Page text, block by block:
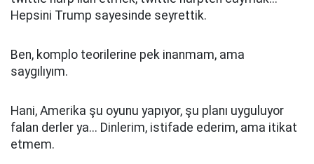
Hepsini Trump sayesinde seyrettik.
Ben, komplo teorilerine pek inanmam, ama
saygılıyım.
Hani, Amerika şu oyunu yapıyor, şu planı uyguluyor
falan derler ya... Dinlerim, istifade ederim, ama itikat
etmem.